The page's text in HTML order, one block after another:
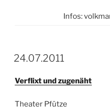
Infos:
24.07.2011
Verflixt und zugenäht
Theater Pfütze